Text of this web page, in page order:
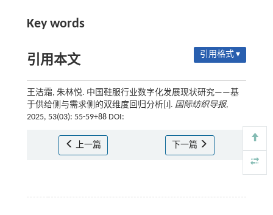
Key words
引用本文 引用格式 ▾
王洁霜, 朱林悦. 中国鞋服行业数字化发展现状研究——基
于供给侧与需求侧的双维度回归分析[J]. 国际纺织导报,
2025, 53(03): 55-59+88 DOI:
上一篇 下一篇